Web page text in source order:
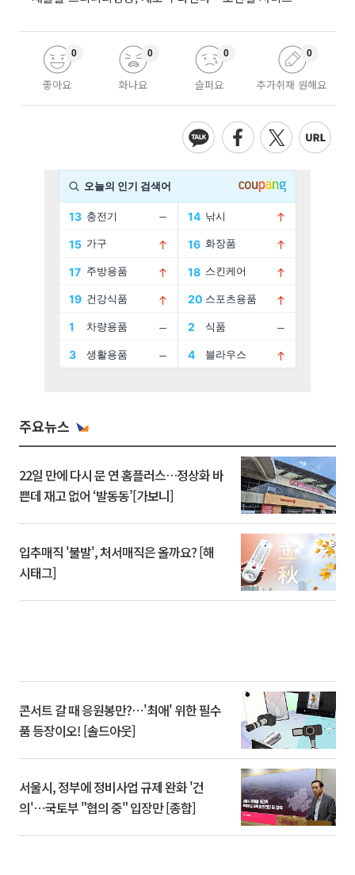
좋아요
0
화나요
0
슬퍼요
0
추가취재 원해요
0
주요뉴스
22일 만에 다시 문 연 홈플러스…정상화 바
쁜데 재고 없어 ‘발동동’[가보니]
입추매직 '불발', 처서매직은 올까요? [해
시태그]
콘서트 갈 때 응원봉만?⋯'최애' 위한 필수
품 등장이오! [솔드아웃]
서울시, 정부에 정비사업 규제 완화 '건
의'⋯국토부 "협의 중" 입장만 [종합]